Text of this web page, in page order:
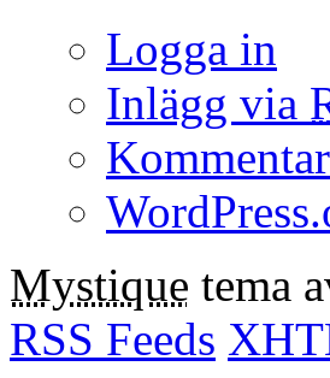
Logga in
Inlägg via
Mystique tema
RSS Feeds